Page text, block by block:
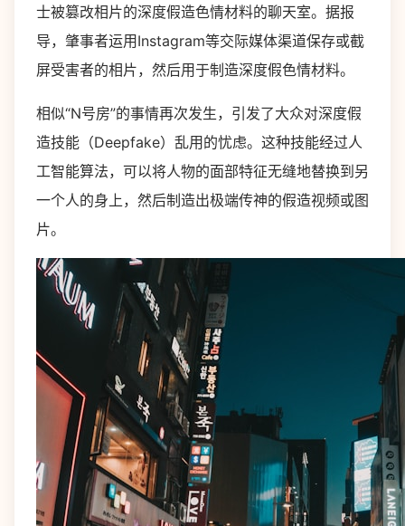
士被篡改相片的深度假造色情材料的聊天室。据报
导，肇事者运用Instagram等交际媒体渠道保存或截
屏受害者的相片，然后用于制造深度假色情材料。
相似“N号房”的事情再次发生，引发了大众对深度假
造技能（Deepfake）乱用的忧虑。这种技能经过人
工智能算法，可以将人物的面部特征无缝地替换到另
一个人的身上，然后制造出极端传神的假造视频或图
片。